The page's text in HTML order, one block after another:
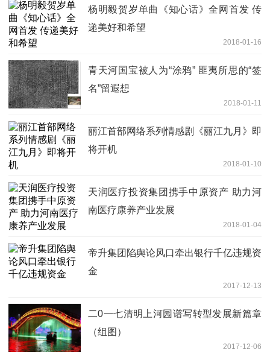
杨明毅贺岁单曲《知心话》全网首发 传
递美好和希望
2018-01-16
青天河国宝被人为“涂鸦” 匪夷所思的“签
名”留遐想
2018-01-11
丽江首部网络系列情感剧《丽江九月》即
将开机
2018-01-10
天润医疗投资集团携手中原资产 助力河
南医疗康养产业发展
2018-01-04
帝升集团陷舆论风口牵出银行千亿违规资
金
2017-12-13
二0一七清明上河园谱写转型发展新篇章
（组图）
2017-12-06